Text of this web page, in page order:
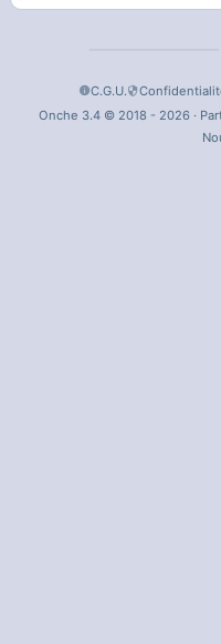
C.G.U.
Onche 3.4 © 2018 - 2026 ·